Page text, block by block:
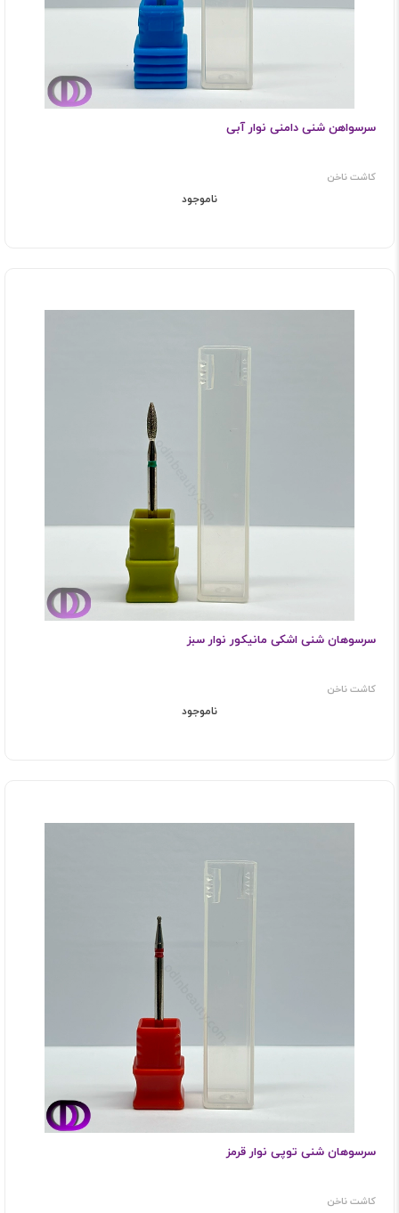
سرسواهن شنی دامنی نوار آبی
کاشت ناخن
ناموجود
سرسوهان شنی اشکی مانیکور نوار سبز
کاشت ناخن
ناموجود
سرسوهان شنی توپی نوار قرمز
کاشت ناخن